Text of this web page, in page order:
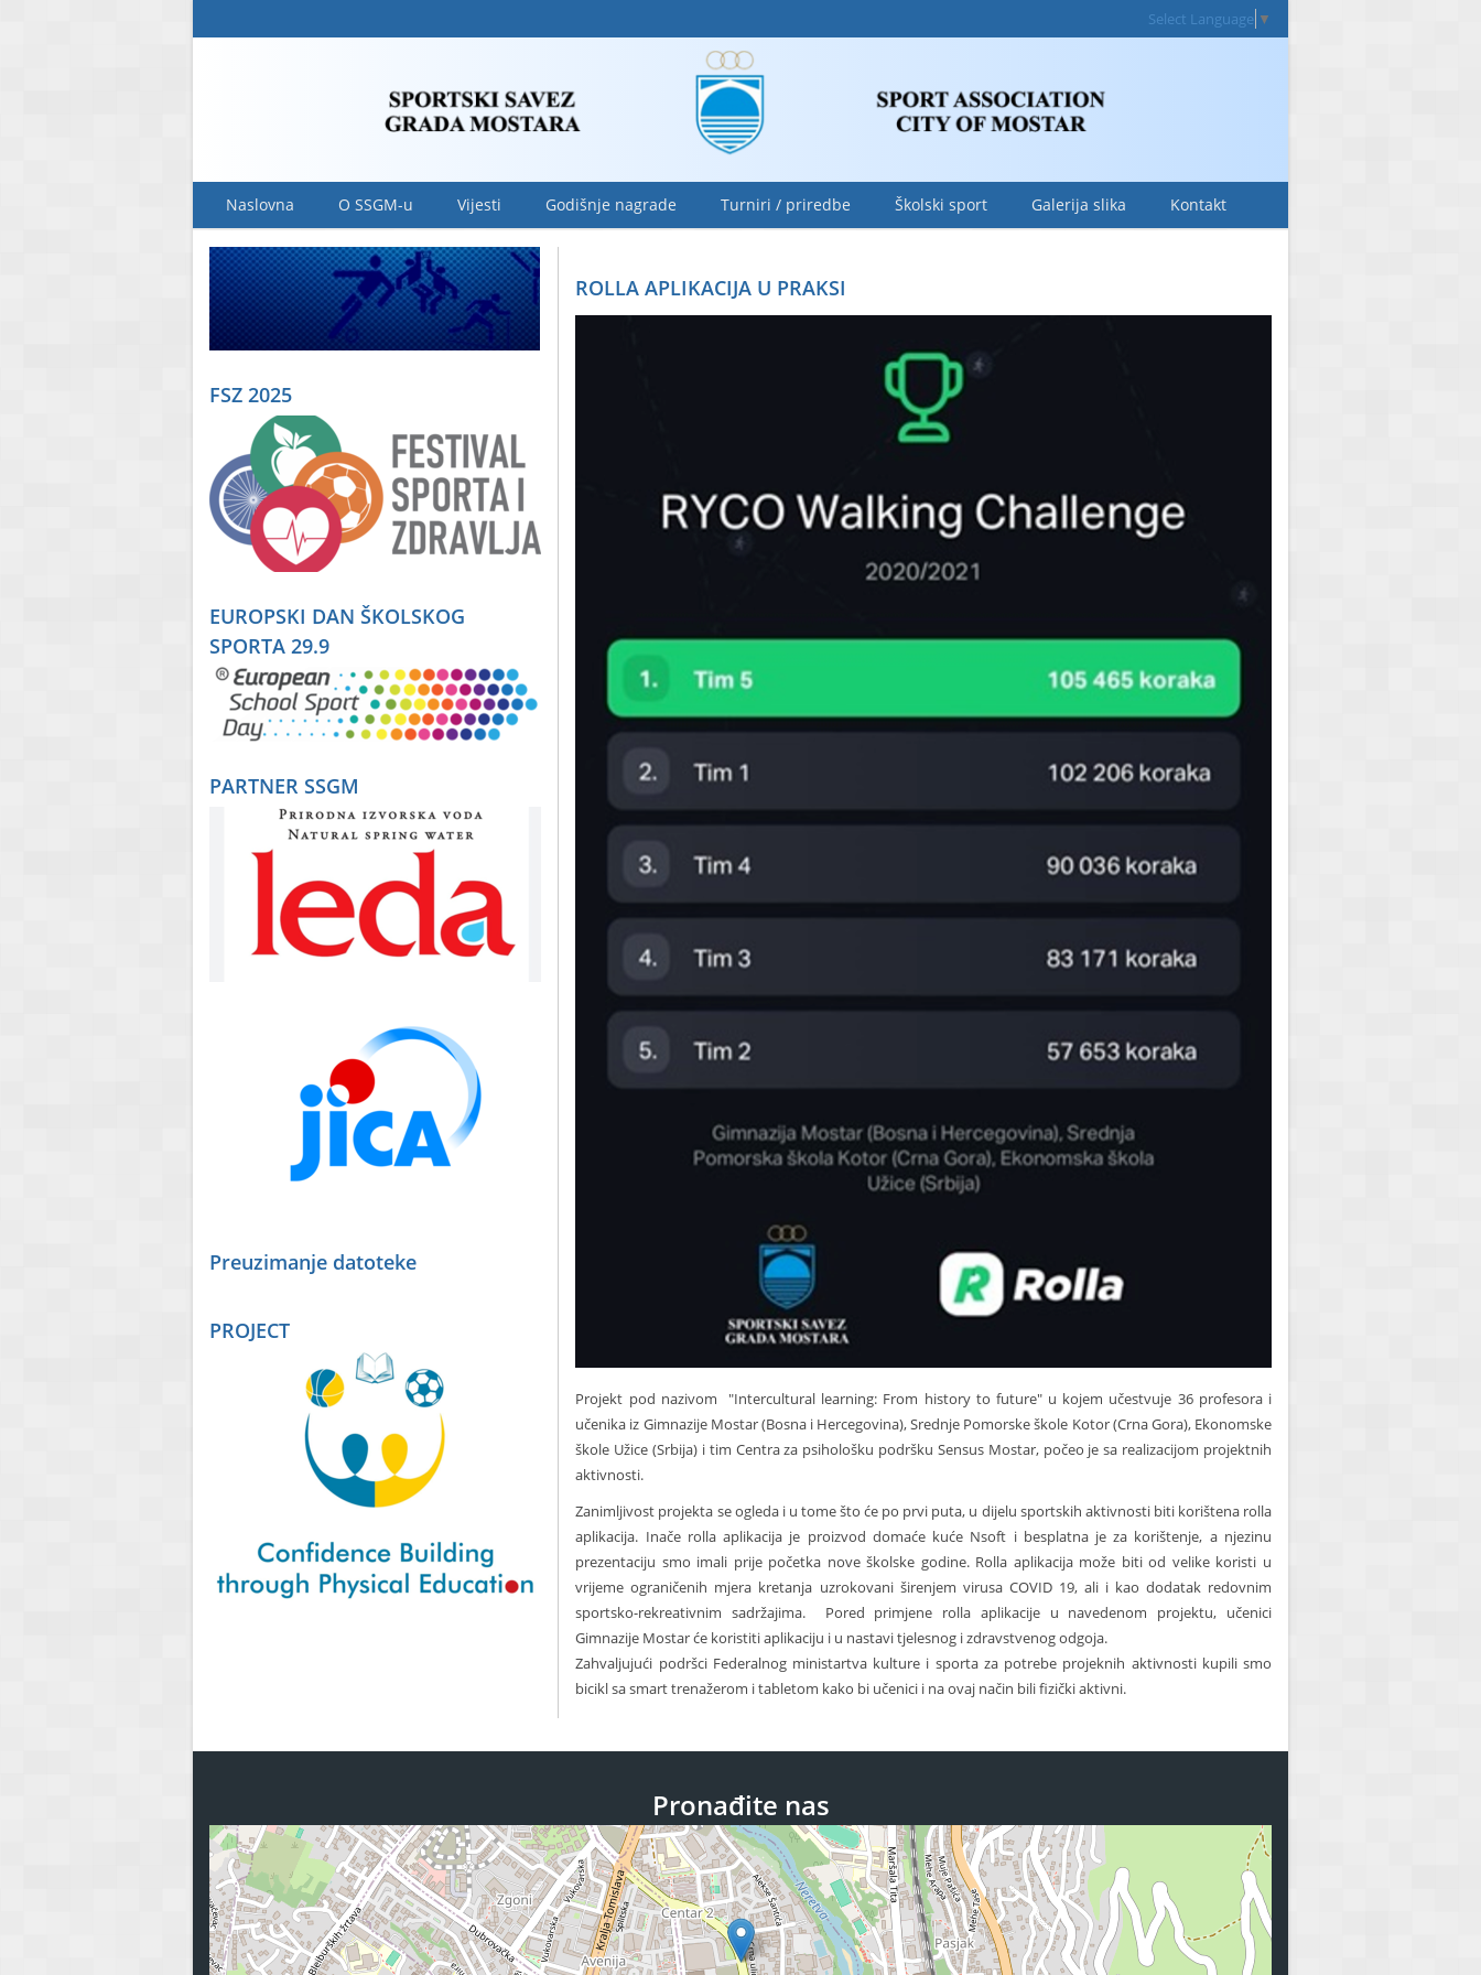
Select Language ▼
Naslovna O SSGM-u Vijesti Godišnje nagrade Turniri / priredbe Školski sport Galerija slika Kontakt
ROLLA APLIKACIJA U PRAKSI
Projekt pod nazivom "Intercultural learning: From history to future" u kojem učestvuje 36 profesora i
učenika iz Gimnazije Mostar (Bosna i Hercegovina), Srednje Pomorske škole Kotor (Crna Gora), Ekonomske
škole Užice (Srbija) i tim Centra za psihološku podršku Sensus Mostar, počeo je sa realizacijom projektnih
aktivnosti.
Zanimljivost projekta se ogleda i u tome što će po prvi puta, u dijelu sportskih aktivnosti biti korištena rolla
aplikacija. Inače rolla aplikacija je proizvod domaće kuće Nsoft i besplatna je za korištenje, a njezinu
prezentaciju smo imali prije početka nove školske godine. Rolla aplikacija može biti od velike koristi u
vrijeme ograničenih mjera kretanja uzrokovani širenjem virusa COVID 19, ali i kao dodatak redovnim
sportsko-rekreativnim sadržajima. Pored primjene rolla aplikacije u navedenom projektu, učenici
Gimnazije Mostar će koristiti aplikaciju i u nastavi tjelesnog i zdravstvenog odgoja.
Zahvaljujući podršci Federalnog ministartva kulture i sporta za potrebe projeknih aktivnosti kupili smo
bicikl sa smart trenažerom i tabletom kako bi učenici i na ovaj način bili fizički aktivni.
FSZ 2025
EUROPSKI DAN ŠKOLSKOG
SPORTA 29.9
PARTNER SSGM
Preuzimanje datoteke
PROJECT
Pronađite nas